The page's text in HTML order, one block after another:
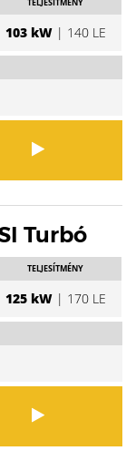
103 kW| 140 LE
Turbó
TELJESÍTMÉNY
125 kW| 170 LE